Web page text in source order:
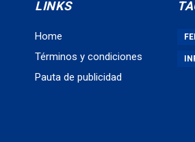
LINKS
Home
Términos y condiciones
Pauta de publicidad